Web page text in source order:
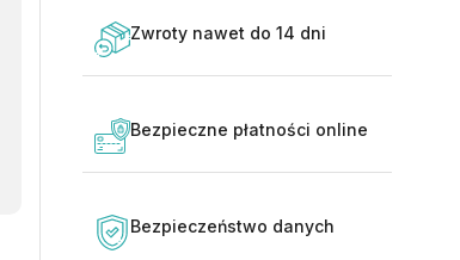
Zwroty nawet do 14 dni
Bezpieczne płatności online
Bezpieczeństwo danych